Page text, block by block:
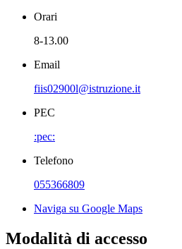
Orari
8-13.00
Email
fiis02900l@istruzione.it
PEC
:pec:
Telefono
055366809
Naviga su Google Maps
Modalità di accesso